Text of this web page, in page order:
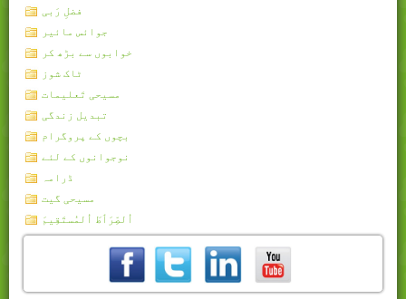
فضلِ رَبی
جوائس مائیر
خوابوں سے بڑھ کر
ٹاک شوز
مسیحی تَعلیمات
تبدیل زندگی
بچوں کے پروگرام
نوجوانوں کے لئے
ڈرامہ
مسیحی گیت
اُلصِّرَٲطَ اُلمُستَقِيمَ